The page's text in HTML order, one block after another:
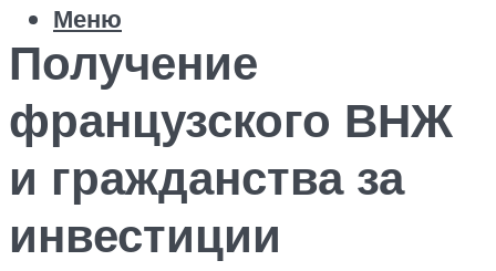
Меню
Получение
французского ВНЖ
и гражданства за
инвестиции